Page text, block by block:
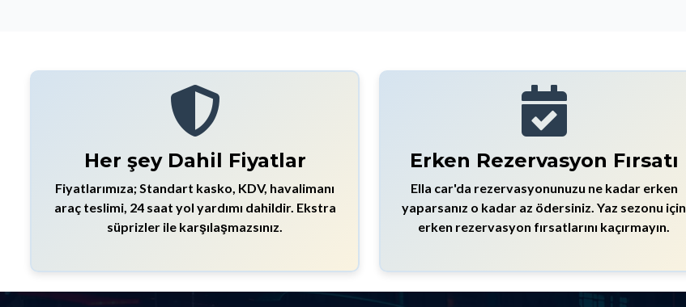
Her şey Dahil Fiyatlar
Fiyatlarımıza; Standart kasko, KDV, havalimanı
araç teslimi, 24 saat yol yardımı dahildir. Ekstra
süprizler ile karşılaşmazsınız.
Erken Rezervasyon Fırsatı
Ella car'da rezervasyonunuzu ne kadar erken
yaparsanız o kadar az ödersiniz. Yaz sezonu için
erken rezervasyon fırsatlarını kaçırmayın.